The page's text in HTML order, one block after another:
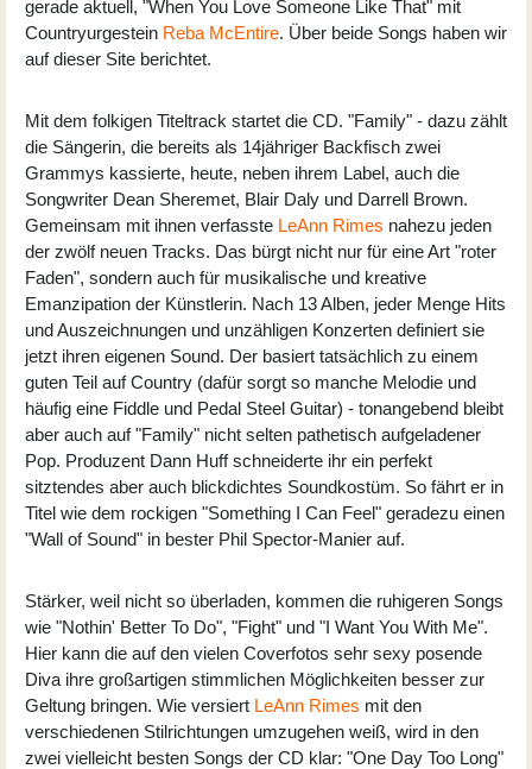
gerade aktuell, "When You Love Someone Like That" mit
Countryurgestein Reba McEntire. Über beide Songs haben wir
auf dieser Site berichtet.
Mit dem folkigen Titeltrack startet die CD. "Family" - dazu zählt
die Sängerin, die bereits als 14jähriger Backfisch zwei
Grammys kassierte, heute, neben ihrem Label, auch die
Songwriter Dean Sheremet, Blair Daly und Darrell Brown.
Gemeinsam mit ihnen verfasste LeAnn Rimes nahezu jeden
der zwölf neuen Tracks. Das bürgt nicht nur für eine Art "roter
Faden", sondern auch für musikalische und kreative
Emanzipation der Künstlerin. Nach 13 Alben, jeder Menge Hits
und Auszeichnungen und unzähligen Konzerten definiert sie
jetzt ihren eigenen Sound. Der basiert tatsächlich zu einem
guten Teil auf Country (dafür sorgt so manche Melodie und
häufig eine Fiddle und Pedal Steel Guitar) - tonangebend bleibt
aber auch auf "Family" nicht selten pathetisch aufgeladener
Pop. Produzent Dann Huff schneiderte ihr ein perfekt
sitztendes aber auch blickdichtes Soundkostüm. So fährt er in
Titel wie dem rockigen "Something I Can Feel" geradezu einen
"Wall of Sound" in bester Phil Spector-Manier auf.
Stärker, weil nicht so überladen, kommen die ruhigeren Songs
wie "Nothin' Better To Do", "Fight" und "I Want You With Me".
Hier kann die auf den vielen Coverfotos sehr sexy posende
Diva ihre großartigen stimmlichen Möglichkeiten besser zur
Geltung bringen. Wie versiert LeAnn Rimes mit den
verschiedenen Stilrichtungen umzugehen weiß, wird in den
zwei vielleicht besten Songs der CD klar: "One Day Too Long"